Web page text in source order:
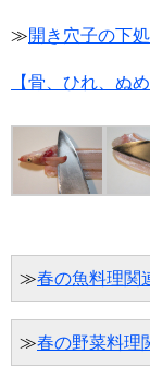
≫開き穴子の下
【骨、ひれ、ぬ
≫春の魚料理関
≫春の野菜料理